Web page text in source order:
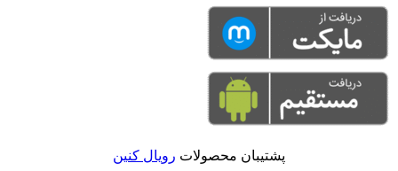
پشتیبان محصولات رویال کنین